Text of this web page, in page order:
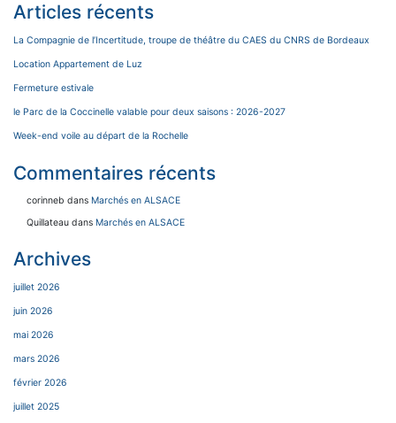
Articles récents
La Compagnie de l’Incertitude, troupe de théâtre du CAES du CNRS de Bordeaux
Location Appartement de Luz
Fermeture estivale
le Parc de la Coccinelle valable pour deux saisons : 2026-2027
Week-end voile au départ de la Rochelle
Commentaires récents
corinneb dans Marchés en ALSACE
Quillateau dans Marchés en ALSACE
Archives
juillet 2026
juin 2026
mai 2026
mars 2026
février 2026
juillet 2025